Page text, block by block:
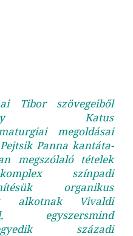
Tibor szövegeiből
Katus
megoldásai
Panna kantáta-
megszólaló tételek
színpadi
organikus
alkotnak Vivaldi
egyszersmind
századi